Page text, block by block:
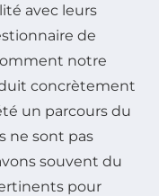
avec leurs
de
notre
concrètement
un parcours du
ne sont pas
souvent du
pour